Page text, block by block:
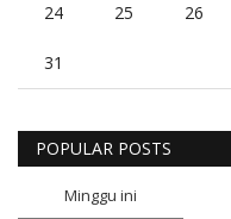
24 25 26
31
POPULAR POSTS
Minggu ini